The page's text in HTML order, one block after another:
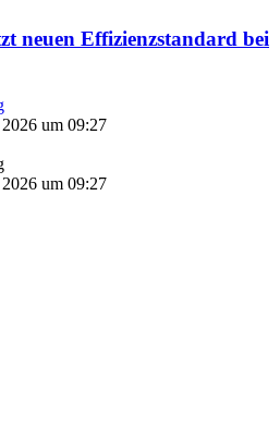
neuen Effizienzstandard bei
um 09:27
um 09:27